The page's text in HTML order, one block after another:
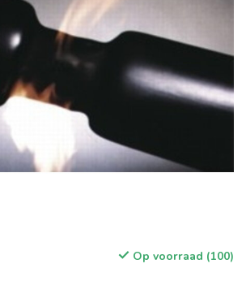
Op voorraad (100)